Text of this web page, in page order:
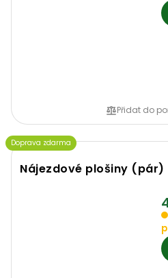
Přidat do
Doprava zdarma
Nájezdové plošiny (pár)